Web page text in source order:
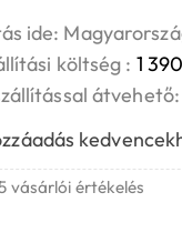
ide:
költség : 1
vásárlói értékelés